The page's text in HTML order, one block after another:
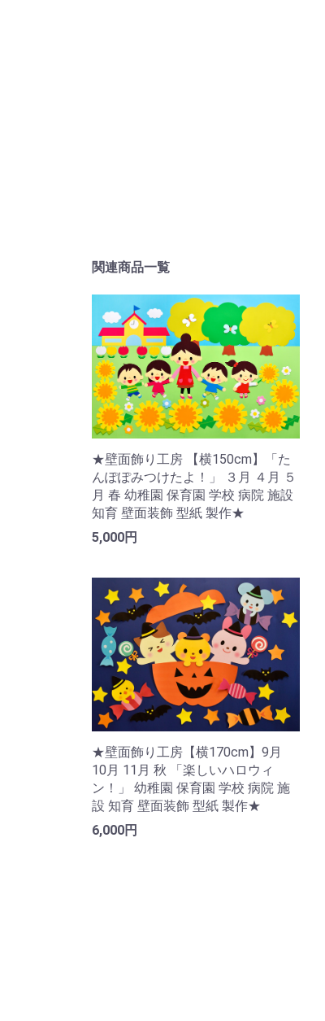
関連商品一覧
★壁面飾り工房 【横150cm】「た
んぽぽみつけたよ！」 ３月 ４月 ５
月 春 幼稚園 保育園 学校 病院 施設
知育 壁面装飾 型紙 製作★
5,000円
★壁面飾り工房【横170cm】9月
10月 11月 秋 「楽しいハロウィ
ン！」 幼稚園 保育園 学校 病院 施
設 知育 壁面装飾 型紙 製作★
6,000円